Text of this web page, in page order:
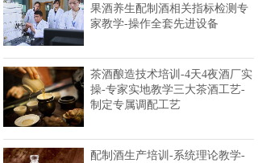
果酒养生配制酒相关指标检测专
家教学-操作全套先进设备
茶酒酿造技术培训-4天4夜酒厂实
操-专家实地教学三大茶酒工艺-
制定专属调配工艺
配制酒生产培训-系统理论教学-